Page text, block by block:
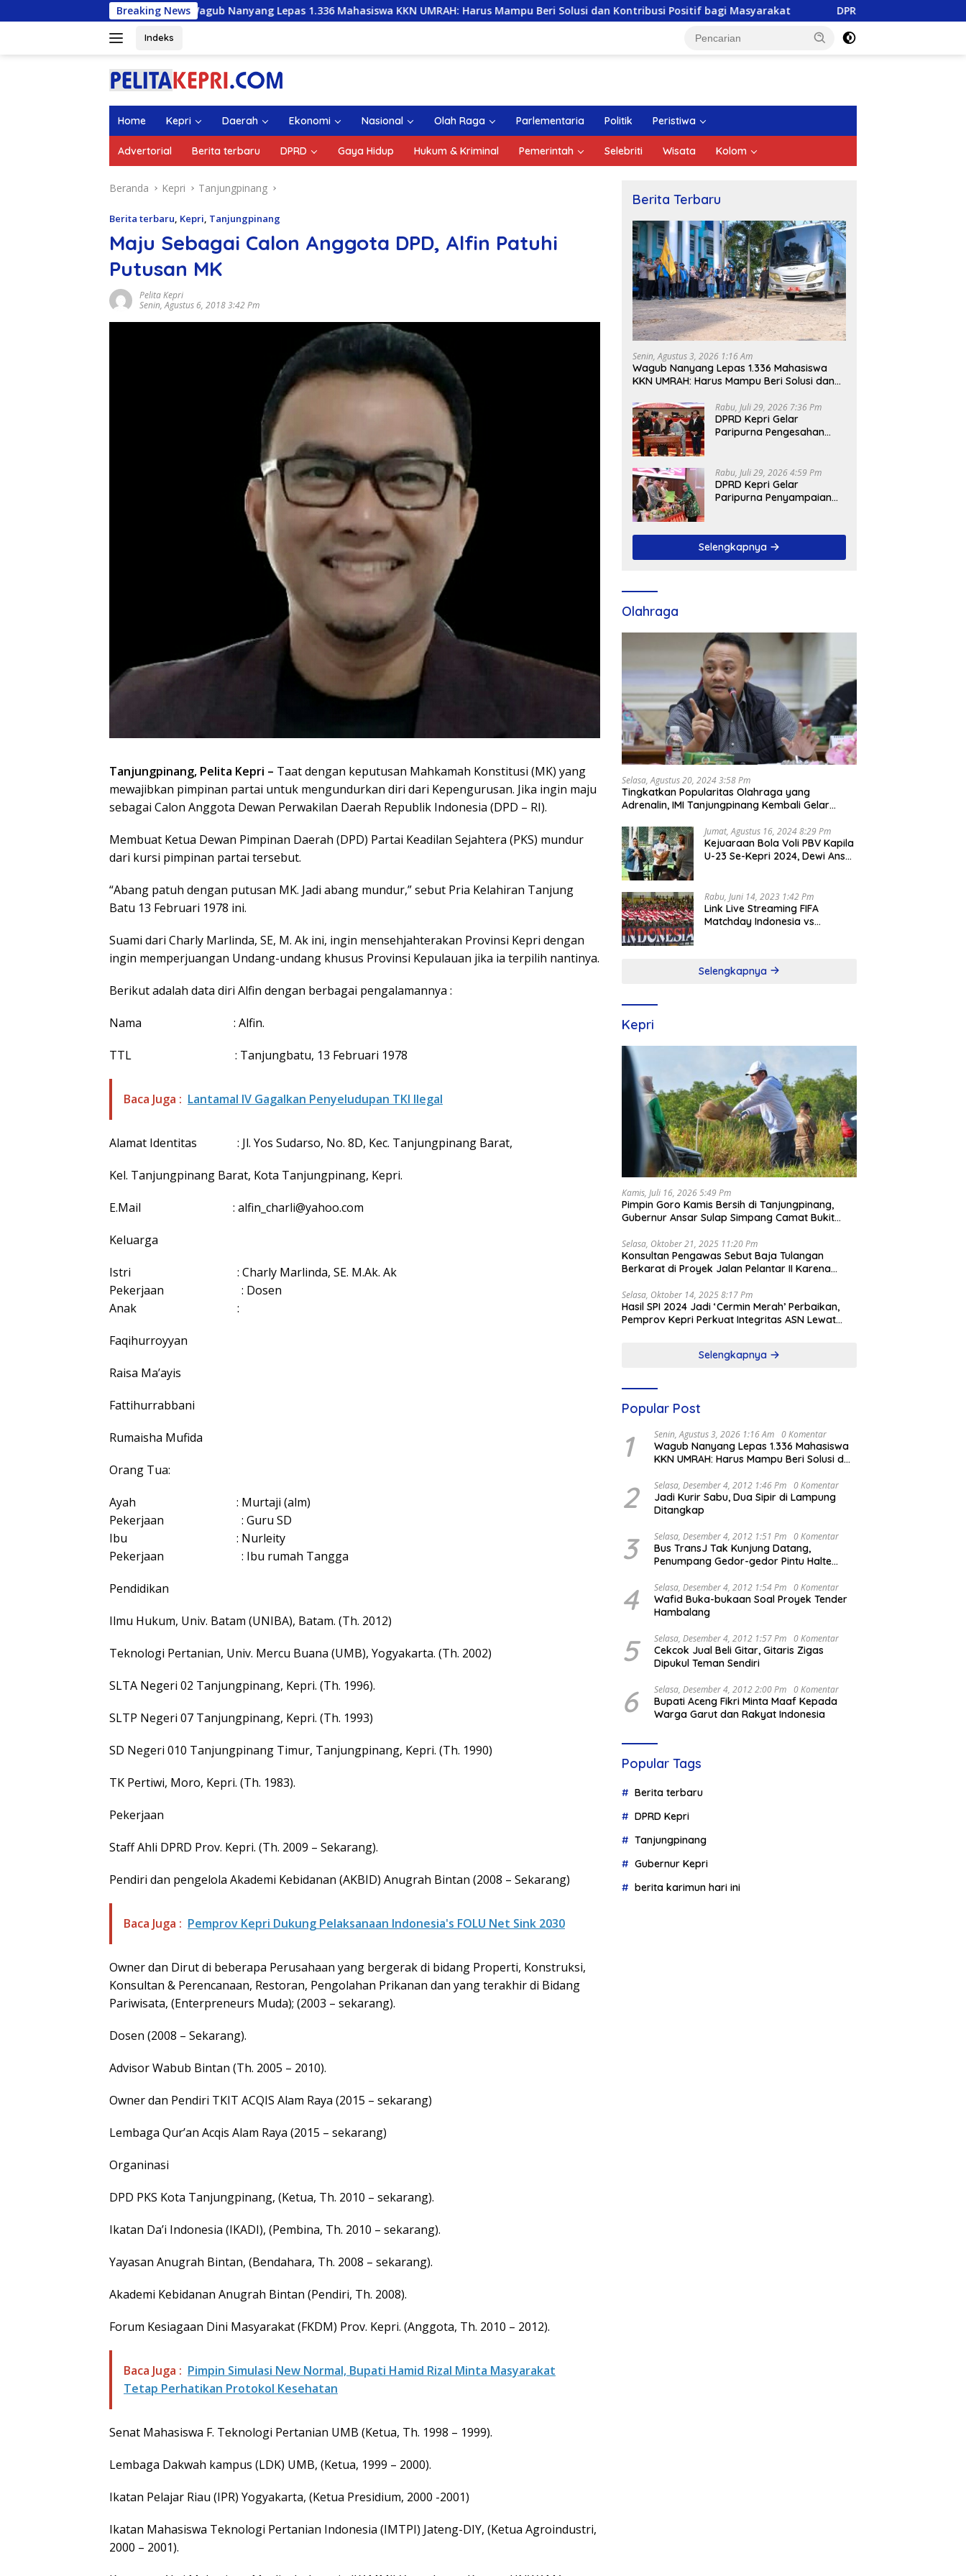
ke
Breaking News
Wagub Nanyang Lepas 1.336 Mahasiswa KKN UMRAH: Harus Mampu Beri Solusi dan Kontribusi Positif bagi Masyarakat DPRD Kepri Gelar Paripurna Pengesahan
Indeks
Home Kepri Daerah Ekonomi Nasional Olah Raga Parlementaria Politik Peristiwa
Advertorial Berita terbaru DPRD Gaya Hidup Hukum & Kriminal Pemerintah Selebriti Wisata Kolom
Beranda Kepri Tanjungpinang
Berita terbaru, Kepri, Tanjungpinang
Maju Sebagai Calon Anggota DPD, Alfin Patuhi
Putusan MK
Pelita Kepri
Senin, Agustus 6, 2018 3:42 Pm
Tanjungpinang, Pelita Kepri – Taat dengan keputusan Mahkamah Konstitusi (MK) yang
mewajibkan pimpinan partai untuk mengundurkan diri dari Kepengurusan. Jika ingin maju
sebagai Calon Anggota Dewan Perwakilan Daerah Republik Indonesia (DPD – RI).
Membuat Ketua Dewan Pimpinan Daerah (DPD) Partai Keadilan Sejahtera (PKS) mundur
dari kursi pimpinan partai tersebut.
“Abang patuh dengan putusan MK. Jadi abang mundur,” sebut Pria Kelahiran Tanjung
Batu 13 Februari 1978 ini.
Suami dari Charly Marlinda, SE, M. Ak ini, ingin mensehjahterakan Provinsi Kepri dengan
ingin memperjuangan Undang-undang khusus Provinsi Kepulauan jika ia terpilih nantinya.
Berikut adalah data diri Alfin dengan berbagai pengalamannya :
Nama : Alfin.
TTL : Tanjungbatu, 13 Februari 1978
Baca Juga : Lantamal IV Gagalkan Penyeludupan TKI Ilegal
Alamat Identitas : Jl. Yos Sudarso, No. 8D, Kec. Tanjungpinang Barat,
Kel. Tanjungpinang Barat, Kota Tanjungpinang, Kepri.
E.Mail : alfin_charli@yahoo.com
Keluarga
Istri : Charly Marlinda, SE. M.Ak. Ak
Pekerjaan : Dosen
Anak :
Faqihurroyyan
Raisa Ma’ayis
Fattihurrabbani
Rumaisha Mufida
Orang Tua:
Ayah : Murtaji (alm)
Pekerjaan : Guru SD
Ibu : Nurleity
Pekerjaan : Ibu rumah Tangga
Pendidikan
Ilmu Hukum, Univ. Batam (UNIBA), Batam. (Th. 2012)
Teknologi Pertanian, Univ. Mercu Buana (UMB), Yogyakarta. (Th. 2002)
SLTA Negeri 02 Tanjungpinang, Kepri. (Th. 1996).
SLTP Negeri 07 Tanjungpinang, Kepri. (Th. 1993)
SD Negeri 010 Tanjungpinang Timur, Tanjungpinang, Kepri. (Th. 1990)
TK Pertiwi, Moro, Kepri. (Th. 1983).
Pekerjaan
Staff Ahli DPRD Prov. Kepri. (Th. 2009 – Sekarang).
Pendiri dan pengelola Akademi Kebidanan (AKBID) Anugrah Bintan (2008 – Sekarang)
Baca Juga : Pemprov Kepri Dukung Pelaksanaan Indonesia's FOLU Net Sink 2030
Owner dan Dirut di beberapa Perusahaan yang bergerak di bidang Properti, Konstruksi,
Konsultan & Perencanaan, Restoran, Pengolahan Prikanan dan yang terakhir di Bidang
Pariwisata, (Enterpreneurs Muda); (2003 – sekarang).
Dosen (2008 – Sekarang).
Advisor Wabub Bintan (Th. 2005 – 2010).
Owner dan Pendiri TKIT ACQIS Alam Raya (2015 – sekarang)
Lembaga Qur’an Acqis Alam Raya (2015 – sekarang)
Organinasi
DPD PKS Kota Tanjungpinang, (Ketua, Th. 2010 – sekarang).
Ikatan Da’i Indonesia (IKADI), (Pembina, Th. 2010 – sekarang).
Yayasan Anugrah Bintan, (Bendahara, Th. 2008 – sekarang).
Akademi Kebidanan Anugrah Bintan (Pendiri, Th. 2008).
Forum Kesiagaan Dini Masyarakat (FKDM) Prov. Kepri. (Anggota, Th. 2010 – 2012).
Baca Juga : Pimpin Simulasi New Normal, Bupati Hamid Rizal Minta Masyarakat
Tetap Perhatikan Protokol Kesehatan
Senat Mahasiswa F. Teknologi Pertanian UMB (Ketua, Th. 1998 – 1999).
Lembaga Dakwah kampus (LDK) UMB, (Ketua, 1999 – 2000).
Ikatan Pelajar Riau (IPR) Yogyakarta, (Ketua Presidium, 2000 -2001)
Ikatan Mahasiswa Teknologi Pertanian Indonesia (IMTPI) Jateng-DIY, (Ketua Agroindustri,
2000 – 2001).
Berita Terbaru
Senin, Agustus 3, 2026 1:16 Am
Wagub Nanyang Lepas 1.336 Mahasiswa
KKN UMRAH: Harus Mampu Beri Solusi dan
Rabu, Juli 29, 2026 7:36 Pm
DPRD Kepri Gelar
Paripurna Pengesahan
APBD 2025, Sejumlah
Rekomendasi Strategis
Disampaikan
Rabu, Juli 29, 2026 4:59 Pm
DPRD Kepri Gelar
Paripurna Penyampaian
Selengkapnya
Olahraga
Selasa, Agustus 20, 2024 3:58 Pm
Tingkatkan Popularitas Olahraga yang
Adrenalin, IMI Tanjungpinang Kembali Gelar
Jumat, Agustus 16, 2024 8:29 Pm
Kejuaraan Bola Voli PBV Kapila
U-23 Se-Kepri 2024, Dewi Ansar
Rabu, Juni 14, 2023 1:42 Pm
Link Live Streaming FIFA
Matchday Indonesia vs
Selengkapnya
Kepri
Kamis, Juli 16, 2026 5:49 Pm
Pimpin Goro Kamis Bersih di Tanjungpinang,
Gubernur Ansar Sulap Simpang Camat Bukit
Selasa, Oktober 21, 2025 11:20 Pm
Konsultan Pengawas Sebut Baja Tulangan
Berkarat di Proyek Jalan Pelantar II Karena
Selasa, Oktober 14, 2025 8:17 Pm
Hasil SPI 2024 Jadi ‘Cermin Merah’ Perbaikan,
Pemprov Kepri Perkuat Integritas ASN Lewat
Selengkapnya
Popular Post
1 Senin, Agustus 3, 2026 1:16 Am 0 Komentar
Wagub Nanyang Lepas 1.336 Mahasiswa
KKN UMRAH: Harus Mampu Beri Solusi dan
2 Selasa, Desember 4, 2012 1:46 Pm 0 Komentar
Jadi Kurir Sabu, Dua Sipir di Lampung
Ditangkap
3 Selasa, Desember 4, 2012 1:51 Pm 0 Komentar
Bus TransJ Tak Kunjung Datang,
Penumpang Gedor-gedor Pintu Halte
4 Selasa, Desember 4, 2012 1:54 Pm 0 Komentar
Wafid Buka-bukaan Soal Proyek Tender
Hambalang
5 Selasa, Desember 4, 2012 1:57 Pm 0 Komentar
Cekcok Jual Beli Gitar, Gitaris Zigas
Dipukul Teman Sendiri
6 Selasa, Desember 4, 2012 2:00 Pm 0 Komentar
Bupati Aceng Fikri Minta Maaf Kepada
Warga Garut dan Rakyat Indonesia
Popular Tags
Berita terbaru
DPRD Kepri
Tanjungpinang
Gubernur Kepri
berita karimun hari ini